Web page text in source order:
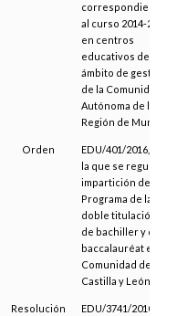
correspondientes
al curso 2014-2015
en centros
educativos del
ámbito de gestión
de la Comunidad
Autónoma de la
Región de Murcia
Orden
EDU/401/2016, por
la que se regula la
impartición del
Programa de la
doble titulación
de bachiller y de
baccalauréat en la
Comunidad de
Castilla y León
Resolución
EDU/3741/2010,